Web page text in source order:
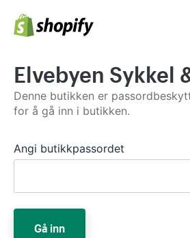
Elvebyen Sykkel
Denne butikken er
for å gå inn i butikken.
Angi butikkpassordet
Gå inn